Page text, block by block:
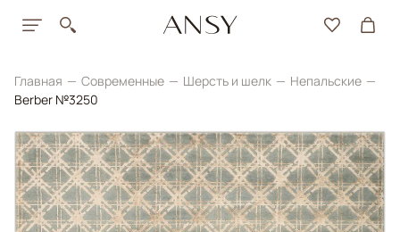
Главная Современные Шерсть и шелк
Непальские
Berber №3250